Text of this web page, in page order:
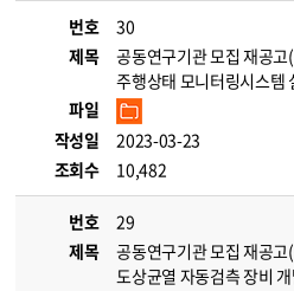
번호
30
제목
공동연구기관 모집 재공
주행상태 모니터링시스템
파일
작성일
2023-03-23
조회수
10,482
번호
29
제목
공동연구기관 모집 재공
도상균열 자동검측 장비